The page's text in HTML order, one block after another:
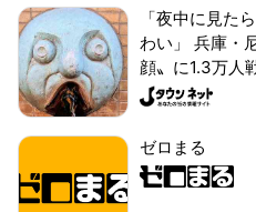
「夜中に見た
わい」 兵庫・
顔〟に1.3万人
ゼロまる